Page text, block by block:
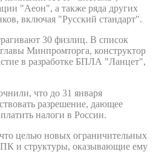
"Аеон", а также ряда других
включая "Русский стандарт".
30 физлиц. В список
Минпромторга, конструктор
в разработке БПЛА "Ланцет",
что до 31 января
разрешение, дающее
налоги в России.
целью новых ограничительных
и структуры, оказывающие ему